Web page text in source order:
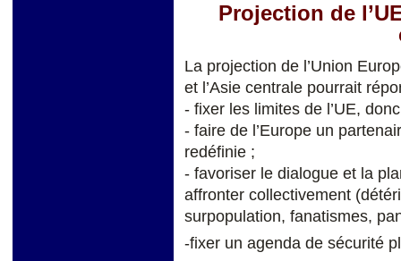
Projection de
La projection de l’Union
et l’Asie centrale pourrait
- fixer les limites de l’UE,
- faire de l’Europe un
redéfinie ;
- favoriser le dialogue et la
affronter collectivement
surpopulation, fanatismes,
-fixer un agenda de sécurité